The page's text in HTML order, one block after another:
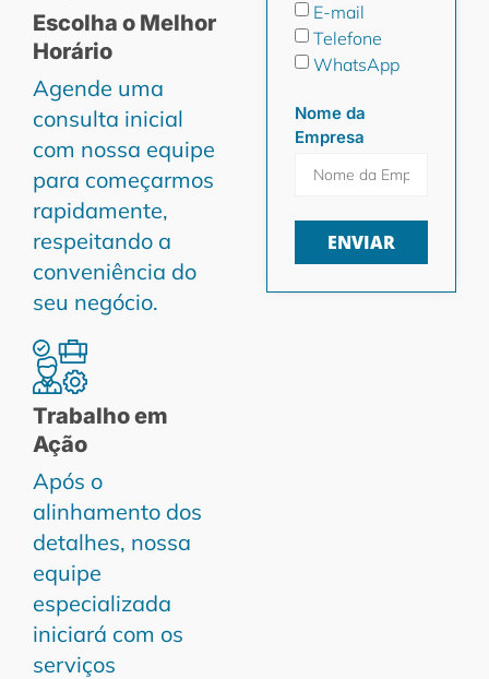
Escolha o Melhor
Horário
Agende uma
consulta inicial
com nossa equipe
para começarmos
rapidamente,
respeitando a
conveniência do
seu negócio.
Trabalho em
Ação
Após o
alinhamento dos
detalhes, nossa
equipe
especializada
iniciará com os
serviços
E-mail
Telefone
WhatsApp
Nome da
Empresa
ENVIAR